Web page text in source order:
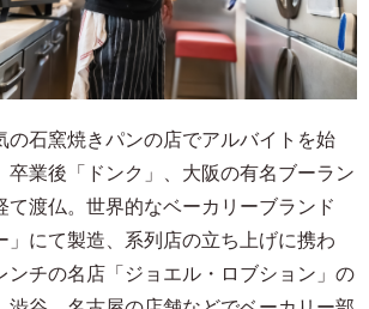
の石窯焼きパンの店でアルバイトを始
卒業後「ドンク」、大阪の有名ブーラン
て渡仏。世界的なベーカリーブランド
」にて製造、系列店の立ち上げに携わ
ンチの名店「ジョエル・ロブション」の